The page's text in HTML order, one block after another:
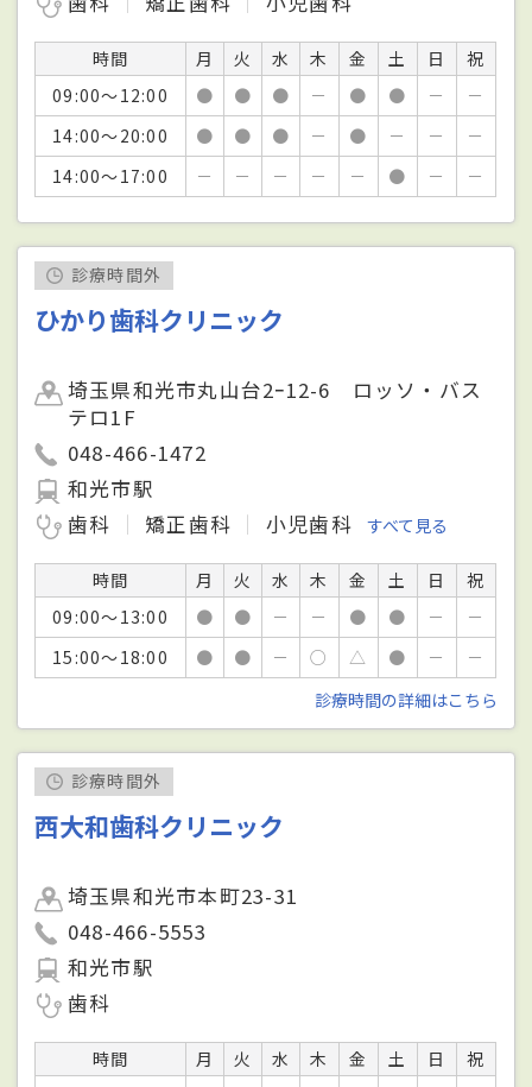
時間 月 火 水 木 金 土 日
祝
09:00～12:00
● ● ● － ● ● －
－
14:00～20:00
● ● ● － ● － －
－
14:00～17:00
－ － － － － ● － －
診療時間外
ひかり歯科クリニック
埼玉県和光市丸山台2ｰ12-6 ロッソ・バス
テロ1F
048-466-1472
和光市駅
歯科
矯正歯科 小児歯科 すべて見る
時間 月 火 水 木 金 土 日
祝
09:00～13:00
● ● － － ● ● －
－
15:00～18:00
● ● － ○ △ ● －
－
診療時間の詳細はこちら
診療時間外
西大和歯科クリニック
埼玉県和光市本町23-31
048-466-5553
和光市駅
歯科
時間 月 火 水 木 金 土 日
祝